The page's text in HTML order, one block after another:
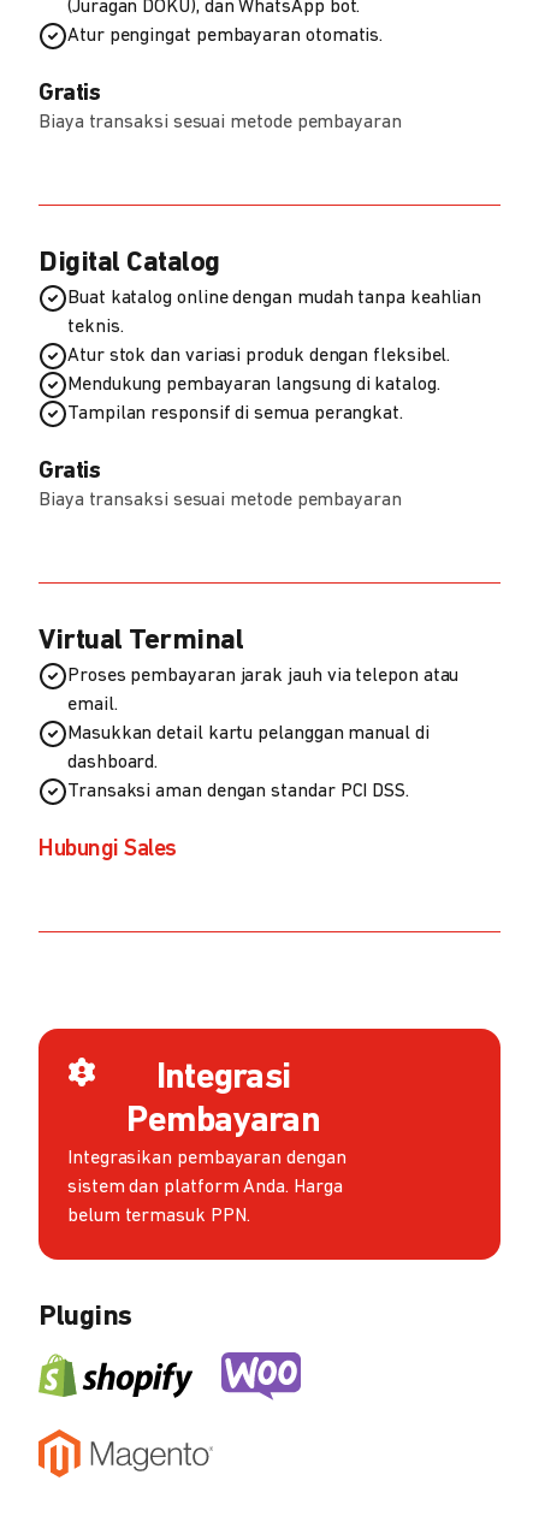
(Juragan DOKU), dan WhatsApp bot.
Atur pengingat pembayaran otomatis.
Gratis
Biaya transaksi sesuai metode pembayaran
Digital Catalog
Buat katalog online dengan mudah tanpa keahlian
teknis.
Atur stok dan variasi produk dengan fleksibel.
Mendukung pembayaran langsung di katalog.
Tampilan responsif di semua perangkat.
Gratis
Biaya transaksi sesuai metode pembayaran
Virtual Terminal
Proses pembayaran jarak jauh via telepon atau
email.
Masukkan detail kartu pelanggan manual di
dashboard.
Transaksi aman dengan standar PCI DSS.
Hubungi Sales
Integrasi
Pembayaran
Integrasikan pembayaran dengan
sistem dan platform Anda. Harga
belum termasuk PPN.
Plugins